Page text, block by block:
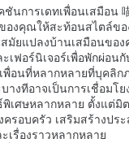
ชันการเดทเพื่อนเสมือน
องคุณให้สะท้อนสไตล์ข
มัยแปลงบ้านเสมือนขอ
เฟอร์นิเจอร์เพื่อพักผ่อน
พื่อนที่หลากหลายที่บุคลิก
างทีอาจเป็นการเชื่อมโย
เศษหลากหลาย ตั้งแต่มิ
ครอบครัว เสริมสร้างปร
รื่องราวหลากหลาย